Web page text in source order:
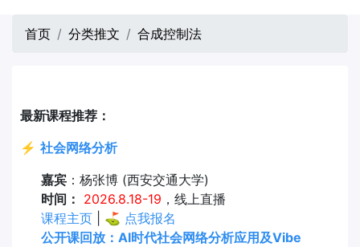
首页 分类推文 合成控制法
最新课程推荐：
⚡ 社会网络分析
嘉宾：杨张博 (西安交通大学)
时间： 2026.8.18-19 ，线上直播
课程主页| ⛳ 点我报名
公开课回放：AI时代社会网络分析应用及Vibe